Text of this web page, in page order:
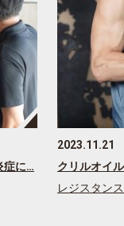
症に…
2023.11.21
クリルオイ
レジスタン